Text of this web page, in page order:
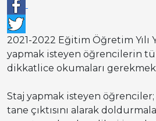
2021-2022 Eğitim Öğretim Yılı
yapmak isteyen öğrencilerin
dikkatlice okumaları
Staj yapmak isteyen
tane çıktısını alarak